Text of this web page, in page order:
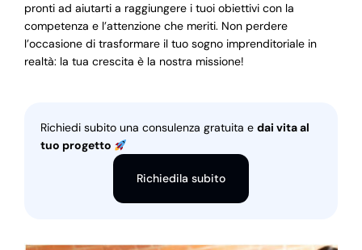
pronti ad aiutarti a raggiungere i tuoi obiettivi con la
competenza e l’attenzione che meriti. Non perdere
l’occasione di trasformare il tuo sogno imprenditoriale in
realtà: la tua crescita è la nostra missione!
Richiedi subito una consulenza gratuita e dai vita al
tuo progetto
Richiedila subito